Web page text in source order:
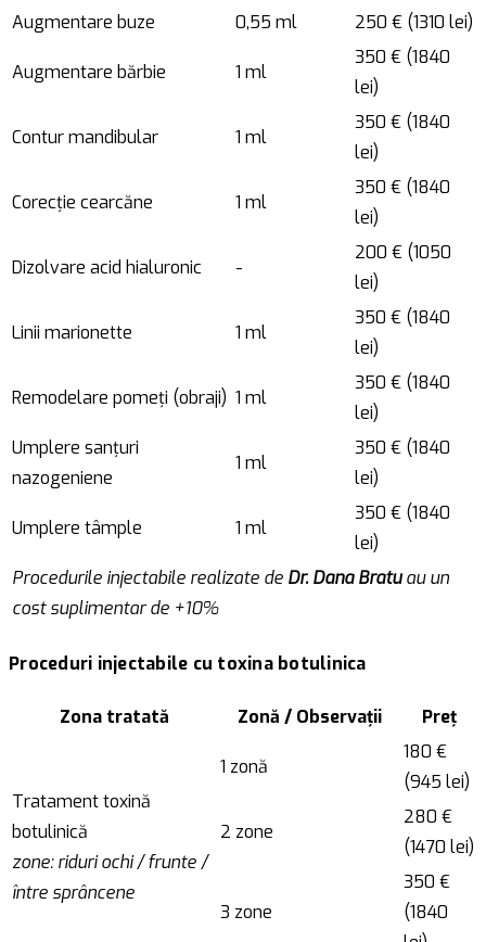
Augmentare buze
0,55 ml 250 € (1310 lei)
Augmentare bărbie 1 ml
350 € (1840
lei)
Contur mandibular 1 ml
350 € (1840
lei)
Corecție cearcăne 1 ml
350 € (1840
lei)
Dizolvare acid hialuronic -
200 € (1050
lei)
Linii marionette 1 ml
350 € (1840
lei)
Remodelare pomeți (obraji) 1 ml
350 € (1840
lei)
Umplere sanțuri
nazogeniene
1 ml
350 € (1840
lei)
Umplere tâmple 1 ml
350 € (1840
lei)
Procedurile injectabile realizate de Dr. Dana Bratuau un
cost suplimentar de +10%
Proceduri injectabile cu toxina botulinica
Zona tratată Zonă / Observații Preț
Tratament toxină
botulinică
zone: riduri ochi / frunte /
între sprâncene
1 zonă
180 €
(945 lei)
2 zone
280 €
(1470 lei)
3 zone
350 €
(1840